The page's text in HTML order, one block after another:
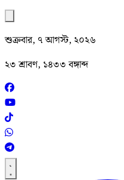
শুক্রবার, ৭ আগস্ট, ২০২৬
২৩ শ্রাবণ, ১৪৩৩ বঙ্গাব্দ